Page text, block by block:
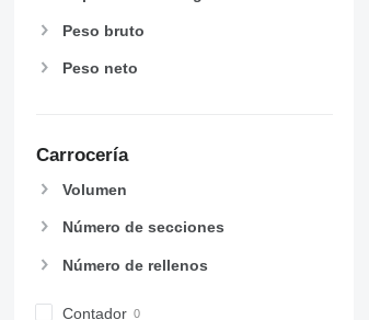
Peso bruto
Peso neto
Carrocería
Volumen
Número de secciones
Número de rellenos
Contador